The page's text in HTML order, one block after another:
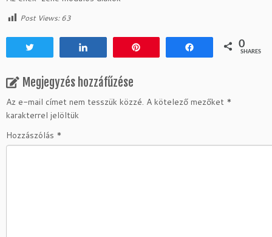
Post Views:63
0
SHARES
Megjegyzés hozzáfűzése
Az e-mail címet nem tesszük közzé. A kötelező mezőket *
karakterrel jelöltük
Hozzászólás *